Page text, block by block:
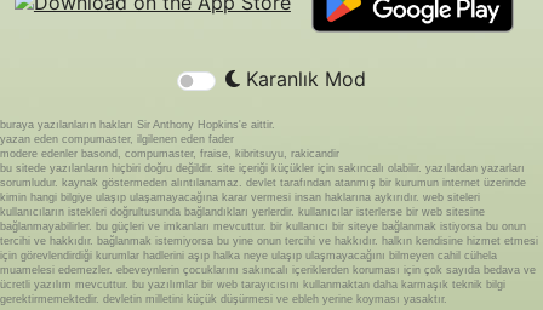
Karanlık Mod
buraya yazılanların hakları Sir Anthony Hopkins'e aittir.
yazan eden compumaster, ilgilenen eden fader
modere edenler basond, compumaster, fraise, kibritsuyu, rakicandir
bu sitede yazılanların hiçbiri doğru değildir. site içeriği küçükler için sakıncalı olabilir. yazılardan yazarları
sorumludur. kaynak göstermeden alıntılanamaz. devlet tarafından atanmış bir kurumun internet üzerinde
kimin hangi bilgiye ulaşıp ulaşamayacağına karar vermesi insan haklarına aykırıdır. web siteleri
kullanıcıların istekleri doğrultusunda bağlandıkları yerlerdir. kullanıcılar isterlerse bir web sitesine
bağlanmayabilirler. bu güçleri ve imkanları mevcuttur. bir kullanıcı bir siteye bağlanmak istiyorsa bu onun
tercihi ve hakkıdır. bağlanmak istemiyorsa bu yine onun tercihi ve hakkıdır. halkın kendisine hizmet etmesi
için görevlendirdiği kurumlar hadlerini aşıp halka neye ulaşıp ulaşmayacağını bilmeyen cahil cühela
muamelesi edemezler. ebeveynlerin çocuklarını sakıncalı içeriklerden koruması için çok sayıda bedava ve
ücretli yazılım mevcuttur. bu yazılımlar bir web tarayıcısını kullanmaktan daha karmaşık teknik bilgi
gerektirmemektedir. devletin milletini küçük düşürmesi ve ebleh yerine koyması yasaktır.